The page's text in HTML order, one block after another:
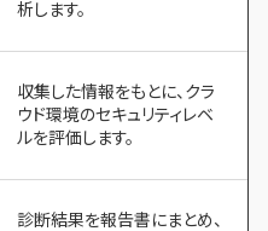
析します。
収集した情報をもとに、クラ
ウド環境のセキュリティレベ
ルを評価します。
診断結果を報告書にまとめ、